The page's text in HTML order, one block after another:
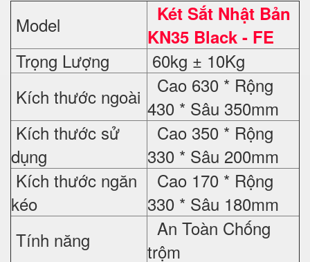
Model
Két Sắt Nhật Bản
KN35 Black - FE
Trọng Lượng
60kg ± 10Kg
Kích thước ngoài
Cao 630 * Rộng
430 * Sâu 350mm
Kích thước sử
dụng
Cao 350 * Rộng
330 * Sâu 200mm
Kích thước ngăn
kéo
Cao 170 * Rộng
330 * Sâu 180mm
Tính năng
An Toàn Chống
trộm